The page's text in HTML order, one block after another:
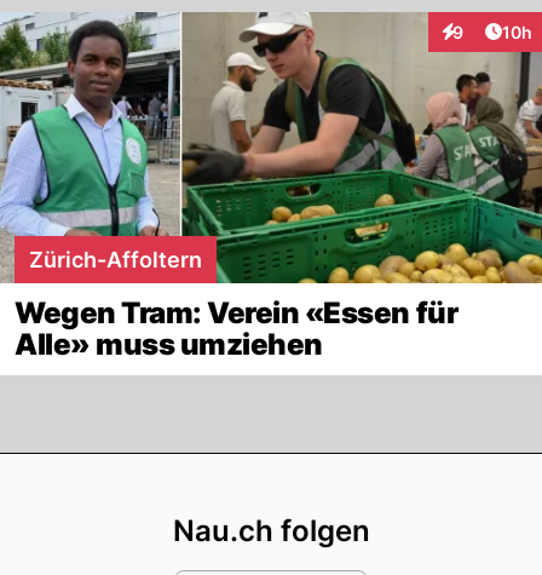
9
Interaktionen
10h
Zürich-Affoltern
Wegen Tram: Verein «Essen für
Alle» muss umziehen
Nau.ch folgen